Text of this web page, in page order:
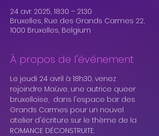
24 avr. 2025, 18:30 – 21:30
Bruxelles, Rue des Grands Carmes 22,
1000 Bruxelles, Belgium
À propos de l'événement
Le jeudi 24 avril à 18h30, venez
rejoindre Maùve, une autrice queer
bruxelloise,  dans l'espace bar des
Grands Carmes pour un nouvel
atelier d'écriture sur le thème de la
ROMANCE DÉCONSTRUITE.